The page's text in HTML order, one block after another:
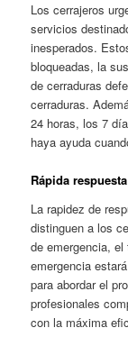
Los cerrajeros
servicios
inesperados.
bloqueadas, la
de cerraduras
cerraduras.
24 horas, los 7
haya ayuda
Rápida
La rapidez de
distinguen a los
de emergencia,
emergencia
para abordar el
profesionales
con la máxima